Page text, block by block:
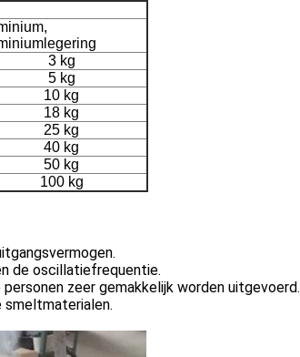
3 kg
5 kg
10 kg
18 kg
25 kg
40 kg
50 kg
100 kg
de oscillatiefrequentie.
zeer gemakkelijk worden uitgevoerd.
smeltmaterialen.